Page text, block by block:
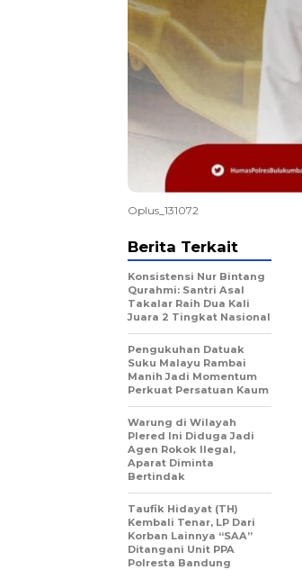
Oplus_131072
Berita Terkait
Konsistensi Nur Bintang
Qurahmi: Santri Asal
Takalar Raih Dua Kali
Juara 2 Tingkat Nasional
Pengukuhan Datuak
Suku Malayu Rambai
Manih Jadi Momentum
Perkuat Persatuan Kaum
Warung di Wilayah
Plered Ini Diduga Jadi
Agen Rokok Ilegal,
Aparat Diminta
Bertindak
Taufik Hidayat (TH)
Kembali Tenar, LP Dari
Korban Lainnya “SAA”
Ditangani Unit PPA
Polresta Bandung